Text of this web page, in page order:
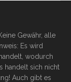
Gewähr, alle
Es wird
wodurch
handelt sich nicht
Auch gibt es